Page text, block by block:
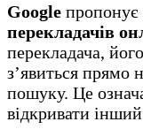
Google пропонує
перекладачів
перекладача,
з’явиться прямо
пошуку. Це
відкривати